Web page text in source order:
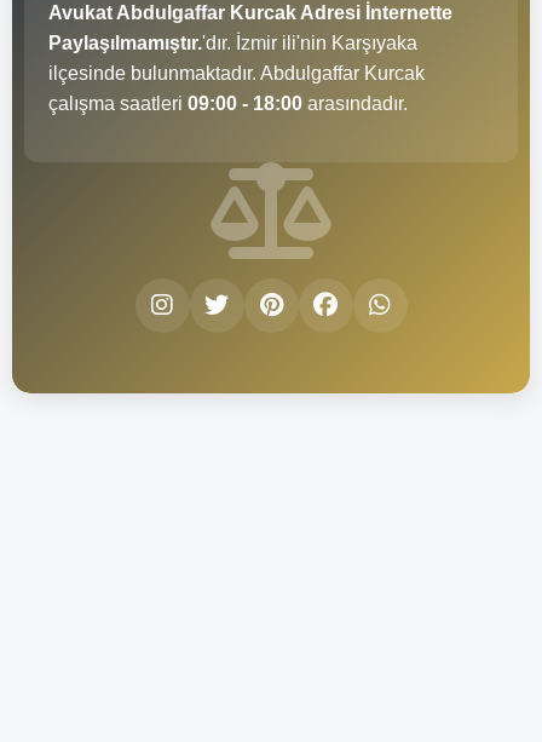
Avukat Abdulgaffar Kurcak Adresi İnternette
Paylaşılmamıştır.'dır. İzmir ili'nin Karşıyaka
ilçesinde bulunmaktadır. Abdulgaffar Kurcak
çalışma saatleri 09:00 - 18:00 arasındadır.